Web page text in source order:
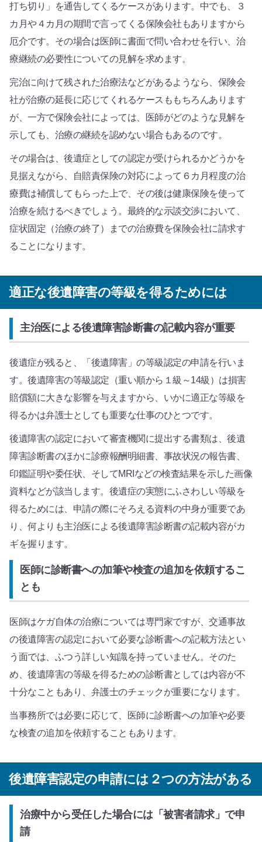
打ち切り」を通告してくるケースがあります。中でも、３
カ月や４カ月の期間で言ってくる保険会社もありますから
厄介です。その場合は医師に書面で問い合わせを行い、治
療継続の必要性についての見解を求めます。
完治に向けて残された治療法などがあるようなら、保険会
社が治療の延長に応じてくれるケースももちろんあります
が、一方で保険会社によっては、医師がどのような見解を
示しても、治療の継続を認めない場合もあるのです。
その場合は、後遺症としての認定が受けられるかどうかを
見据えながら、自賠責保険の対応によって６カ月程度の治
療費は補償してもらった上で、その後は健康保険を使って
治療を続けるべきでしょう。最終的な示談交渉において、
症状固定（治療の終了）までの治療費を保険会社に請求す
ることになります。
適正な後遺障害の等級を得るためには
主治医による後遺障害診断書の記載内容が重要
後遺症が残ると、「後遺障害」の等級認定の申請を行いま
す。後遺障害の等級認定（重い順から１級～14級）は損害
賠償額に大きな影響を与えますから、いかに適正な等級を
得るかは弁護士としても重要な仕事のひとつです。
後遺障害の認定において審査機関に提出する書類は、後遺
障害診断書のほかに診療報酬明細書、事故状況の報告書、
印鑑証明や委任状、そしてMRIなどの検査結果を示した画像
資料などが該当します。後遺症の実態にふさわしい等級を
得るためには、申請の際にそろえる資料の中身が重要であ
り、何よりも主治医による後遺障害診断書の記載内容がカ
ギを握ります。
医師に診断書への加筆や検査の追加を依頼するこ
とも
医師はケガ自体の治療については専門家ですが、交通事故
の後遺障害の認定において必要な診断書への記載方法とい
う面では、ふつう詳しい知識を持っていません。そのた
め、後遺障害の等級を得るための診断書としては内容が不
十分なこともあり、弁護士のチェックが重要になります。
当事務所では必要に応じて、医師に診断書への加筆や必要
な検査の追加を依頼することもあります。
後遺障害認定の申請には２つの方法がある
治療中から受任した場合には「被害者請求」で申
請